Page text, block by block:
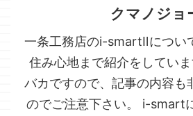
クマノジョ
一条工務店のi-smartⅡについ
住み心地まで紹介をしてい
バカですので、記事の内容も
のでご注意下さい。 i-smart